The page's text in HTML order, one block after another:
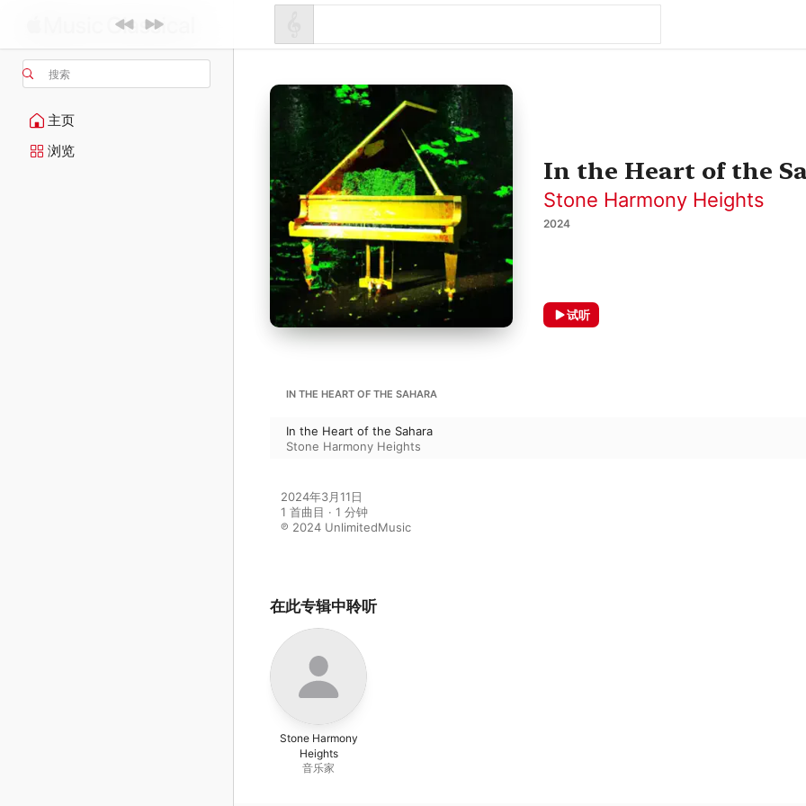
搜索
主页
浏览
In the Heart of the
Stone Harmony Heights
2024
试听
IN THE HEART OF THE SAHARA
In the Heart of the Sahara
Stone Harmony Heights
2024年3月11日
1 首曲目 · 1 分钟
℗ 2024 UnlimitedMusic
在此专辑中聆听
Stone Harmony
Heights
音乐家